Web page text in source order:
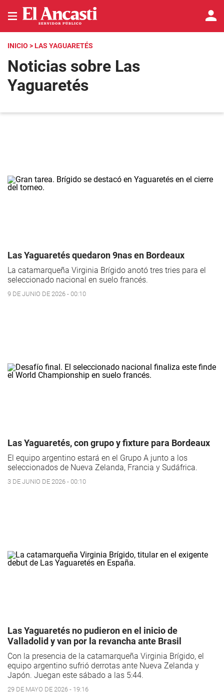
INICIO > LAS YAGUARETÉS
Noticias sobre Las
Yaguaretés
Las Yaguaretés quedaron 9nas en Bordeaux
La catamarqueña Virginia Brígido anotó tres tries para el
seleccionado nacional en suelo francés.
9 DE JUNIO DE 2026 - 00:10
Las Yaguaretés, con grupo y fixture para Bordeaux
El equipo argentino estará en el Grupo A junto a los
seleccionados de Nueva Zelanda, Francia y Sudáfrica.
3 DE JUNIO DE 2026 - 00:10
Las Yaguaretés no pudieron en el inicio de
Valladolid y van por la revancha ante Brasil
Con la presencia de la catamarqueña Virginia Brígido, el
equipo argentino sufrió derrotas ante Nueva Zelanda y
Japón. Juegan este sábado a las 5:44.
29 DE MAYO DE 2026 - 19:16